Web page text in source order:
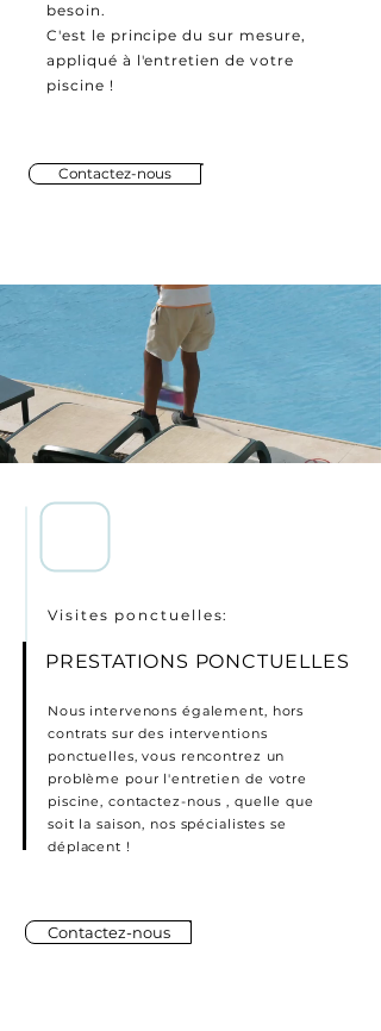
besoin.
C'est le principe du sur mesure,
appliqué à l'entretien de votre
piscine !
Contactez-nous
Visites ponctuelles:
PRESTATIONS PONCTUELLES
Nous intervenons également, hors
contrats sur des interventions
ponctuelles, vous rencontrez un
problème pour l'entretien de votre
piscine, contactez-nous , quelle que
soit la saison, nos spécialistes se
déplacent !
Contactez-nous